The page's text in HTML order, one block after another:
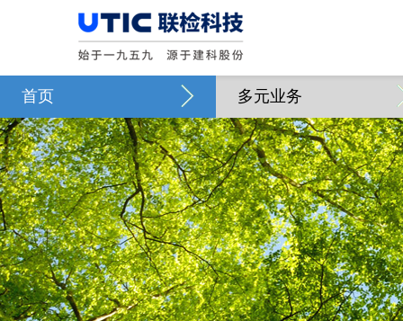
首页 多元业务